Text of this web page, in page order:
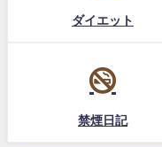
ダイエット
禁煙日記